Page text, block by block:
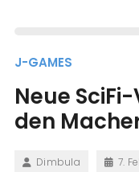
J-GAMES
Neue
den
Dimbula 7.